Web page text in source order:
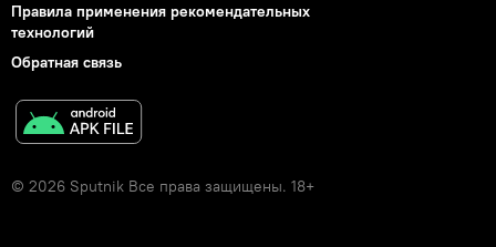
Правила применения рекомендательных
технологий
Обратная связь
© 2026 Sputnik Все права защищены. 18+